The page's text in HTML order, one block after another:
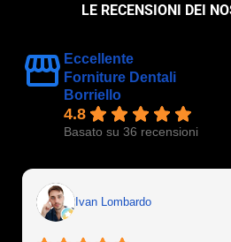
LE RECENSIONI DEI
Eccellente
Forniture Dentali
Borriello
4.8
Basato su 36 recensioni
Ivan Lombardo